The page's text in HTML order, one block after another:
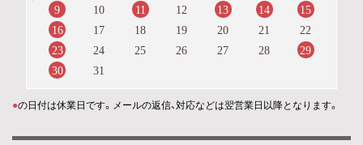
9
10 11 12 13 14
15
16
17 18 19 20 21
22
23
24 25 26 27 28
29
30
31
●の日付は休業日です。メールの返信、対応などは翌営業日以降となります。